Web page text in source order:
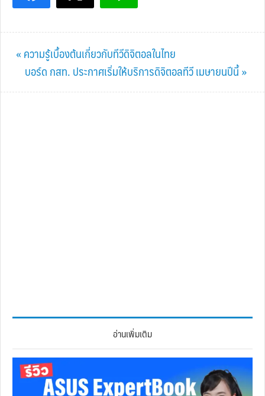
Previous
Post:
« ความรู้เบื้องต้นเกี่ยวกับทีวีดิจิตอลในไทย
Next
Post:
บอร์ด กสท. ประกาศเริ่มให้บริการดิจิตอลทีวี เมษายนปีนี้ »
อ่านเพิ่มเติม